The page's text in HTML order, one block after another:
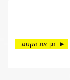
נגן את הקטע